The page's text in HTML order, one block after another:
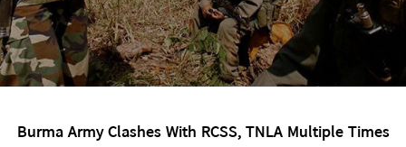
Burma Army Clashes With RCSS, TNLA Multiple Times